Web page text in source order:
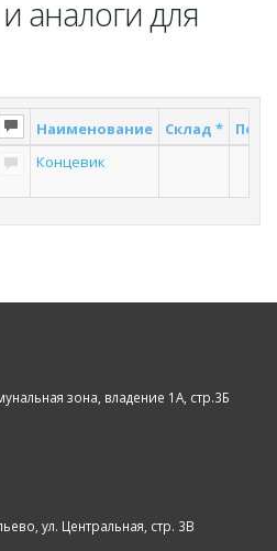
аналоги для
Наименование Склад *
Концевик
зона, владение 1А, стр.3Б
ул. Центральная, стр. 3В